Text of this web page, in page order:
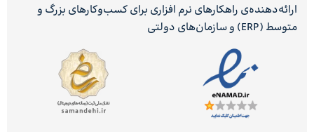
ارائه‌دهنده‌ی راهکارهای نرم افزاری برای کسب‌وکارهای بزرگ و
متوسط (ERP) و سازمان‌های دولتی